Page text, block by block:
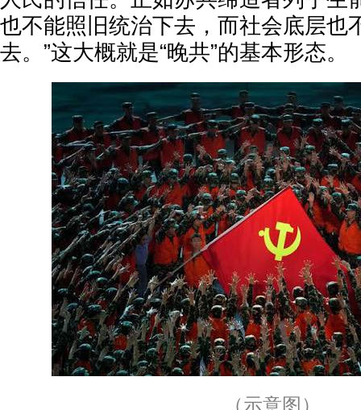
也不能照旧统治下去，而社会底层也
去。”这大概就是“晚共”的基本形态。
（示意图）